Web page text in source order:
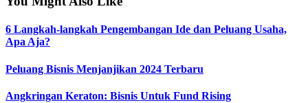
6 Langkah-langkah Pengembangan Ide dan Peluang Usaha,
Apa Aja?
Peluang Bisnis Menjanjikan 2024 Terbaru
Angkringan Keraton: Bisnis Untuk Fund Rising